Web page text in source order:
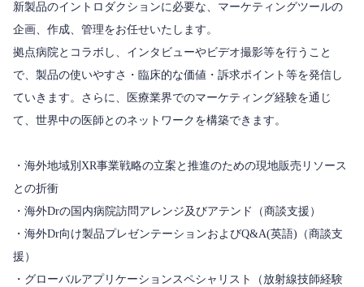
新製品のイントロダクションに必要な、マーケティングツールの
企画、作成、管理をお任せいたします。
拠点病院とコラボし、インタビューやビデオ撮影等を行うこと
で、製品の使いやすさ・臨床的な価値・訴求ポイント等を発信し
ていきます。さらに、医療業界でのマーケティング経験を通じ
て、世界中の医師とのネットワークを構築できます。
・海外地域別XR事業戦略の立案と推進のための現地販売リソース
との折衝
・海外Drの国内病院訪問アレンジ及びアテンド（商談支援）
・海外Dr向け製品プレゼンテーションおよびQ&A(英語)（商談支
援）
・グローバルアプリケーションスペシャリスト（放射線技師経験